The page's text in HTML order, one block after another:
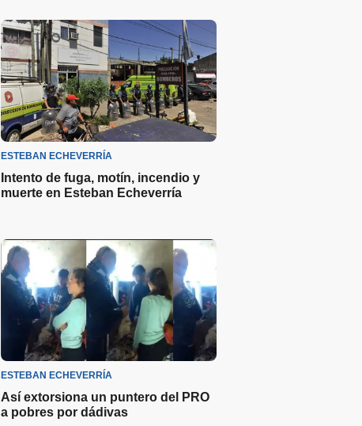
ESTEBAN ECHEVERRÍA
Intento de fuga, motín, incendio y
muerte en Esteban Echeverría
ESTEBAN ECHEVERRÍA
Así extorsiona un puntero del PRO
a pobres por dádivas